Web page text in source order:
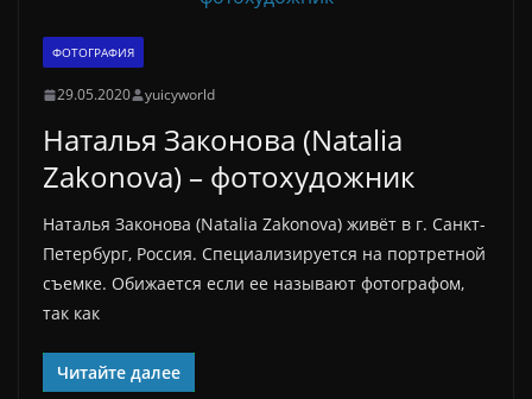
ФОТОГРАФИЯ
29.05.2020 yuicyworld
Наталья Законова (Natalia
Zakonova) – фотохудожник
Наталья Законова (Natalia Zakonova) живёт в г. Санкт-
Петербург, Россия. Специализируется на портретной
съемке. Обижается если ее называют фотографом,
так как
Читайте далее